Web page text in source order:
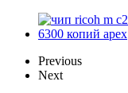
Previous
Next